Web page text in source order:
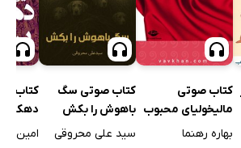
کتاب صوتی
مالیخولیای محبوب
من
بهاره رهنما
کتاب صوتی سگ
باهوش را بکش
سید علی محروقی
کتاب
امین